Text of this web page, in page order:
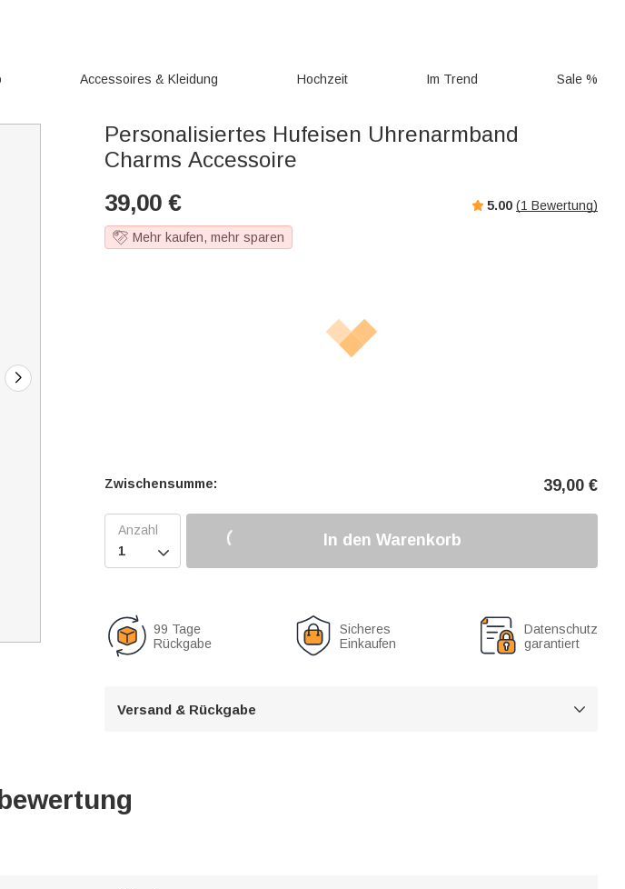
Accessoires & Kleidung Hochzeit Im Trend Sale %
Personalisiertes Hufeisen Uhrenarmband
Charms Accessoire
39,00 € 5.00 (1 Bewertung)
Mehr kaufen, mehr sparen
Zwischensumme: 39,00 €

In den Warenkorb
99 Tage
Rückgabe
Sicheres
Einkaufen
Datenschutz
garantiert
Versand & Rückgabe 